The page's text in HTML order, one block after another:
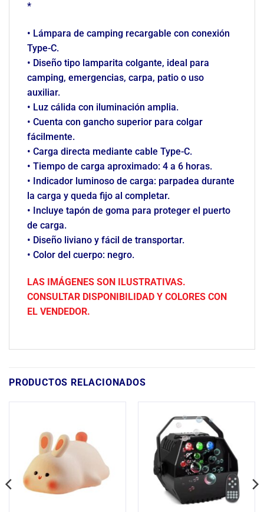
*
• Lámpara de camping recargable con conexión
Type-C.
• Diseño tipo lamparita colgante, ideal para
camping, emergencias, carpa, patio o uso
auxiliar.
• Luz cálida con iluminación amplia.
• Cuenta con gancho superior para colgar
fácilmente.
• Carga directa mediante cable Type-C.
• Tiempo de carga aproximado: 4 a 6 horas.
• Indicador luminoso de carga: parpadea durante
la carga y queda fijo al completar.
• Incluye tapón de goma para proteger el puerto
de carga.
• Diseño liviano y fácil de transportar.
• Color del cuerpo: negro.
LAS IMÁGENES SON ILUSTRATIVAS.
CONSULTAR DISPONIBILIDAD Y COLORES CON
EL VENDEDOR.
PRODUCTOS RELACIONADOS